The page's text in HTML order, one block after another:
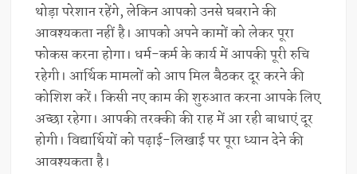
थोड़ा परेशान रहेंगे, लेकिन आपको उनसे घबराने की
आवश्यकता नहीं है। आपको अपने कामों को लेकर पूरा
फोकस करना होगा। धर्म-कर्म के कार्य में आपकी पूरी रुचि
रहेगी। आर्थिक मामलों को आप मिल बैठकर दूर करने की
कोशिश करें। किसी नए काम की शुरुआत करना आपके लिए
अच्छा रहेगा। आपकी तरक्की की राह में आ रही बाधाएं दूर
होगी। विद्यार्थियों को पढ़ाई-लिखाई पर पूरा ध्यान देने की
आवश्यकता है।